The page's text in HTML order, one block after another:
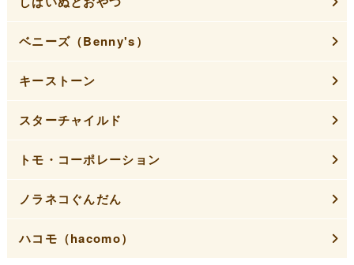
ベニーズ（Benny's）
キーストーン
スターチャイルド
トモ・コーポレーション
ノラネコぐんだん
ハコモ（hacomo）